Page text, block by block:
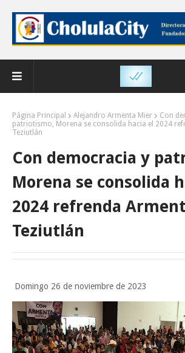
Página Principal Alejandro Armenta Mier
Con
patriotismo, Morena se consolida hacia el 2024
Teziutlán
Con democracia y
Morena se consolida
2024 refrenda
Teziutlán
Domingo 26 de noviembre de 2023